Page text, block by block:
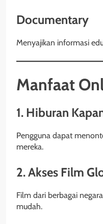
Documentary
Menyajikan informasi
Manfaat
1. Hiburan
Pengguna dapat
mereka.
2. Akses Film
Film dari berbagai
mudah.